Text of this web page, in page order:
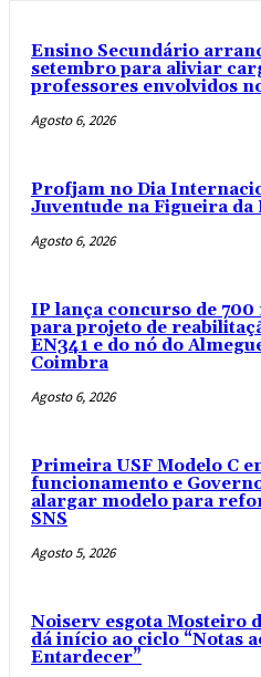
Ensino Secundário
setembro para aliviar
professores envolvidos
Agosto 6, 2026
Profjam no Dia
Juventude na Figueira da
Agosto 6, 2026
IP lança concurso de
para projeto de
EN341 e do nó do
Coimbra
Agosto 6, 2026
Primeira USF Modelo C
funcionamento e
alargar modelo para
SNS
Agosto 5, 2026
Noiserv esgota Mosteiro
dá início ao ciclo “Notas
Entardecer”